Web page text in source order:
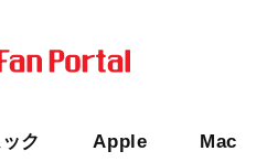
ク Apple Mac